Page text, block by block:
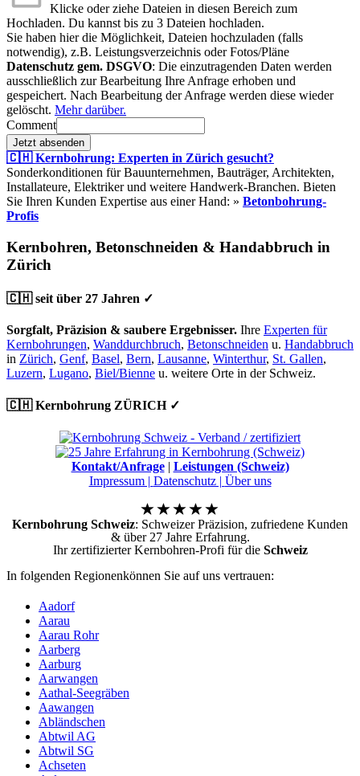
Klicke oder ziehe Dateien in diesen Bereich zum
Hochladen. Du kannst bis zu 3 Dateien hochladen.
Sie haben hier die Möglichkeit, Dateien hochzuladen (falls
notwendig), z.B. Leistungsverzeichnis oder Fotos/Pläne
Datenschutz gem. DSGVO: Die einzutragenden Daten werden
ausschließlich zur Bearbeitung Ihre Anfrage erhoben und
gespeichert. Nach Bearbeitung der Anfrage werden diese wieder
gelöscht. Mehr darüber.
Comment
Jetzt absenden
🇨🇭 Kernbohrung: Experten in Zürich gesucht?
Sonderkonditionen für Bauunternehmen, Bauträger, Architekten,
Installateure, Elektriker und weitere Handwerk-Branchen. Bieten
Sie Ihren Kunden Expertise aus einer Hand: » Betonbohrung-
Profis
Kernbohren, Betonschneiden & Handabbruch in
Zürich
🇨🇭 seit über 27 Jahren ✓
Sorgfalt, Präzision & saubere Ergebnisser. Ihre Experten für
Kernbohrungen, Wanddurchbruch, Betonschneiden u. Handabbruch
in Zürich, Genf, Basel, Bern, Lausanne, Winterthur, St. Gallen,
Luzern, Lugano, Biel/Bienne u. weitere Orte in der Schweiz.
🇨🇭 Kernbohrung ZÜRICH ✓
Kontakt/Anfrage| Leistungen (Schweiz)
Impressum | Datenschutz | Über uns
Kernbohrung Schweiz: Schweizer Präzision, zufriedene Kunden
& über 27 Jahre Erfahrung.
Ihr zertifizierter Kernbohren-Profi für die Schweiz
In folgenden Regionenkönnen Sie auf uns vertrauen:
Aadorf
Aarau
Aarau Rohr
Aarberg
Aarburg
Aarwangen
Aathal-Seegräben
Aawangen
Abländschen
Abtwil AG
Abtwil SG
Achseten